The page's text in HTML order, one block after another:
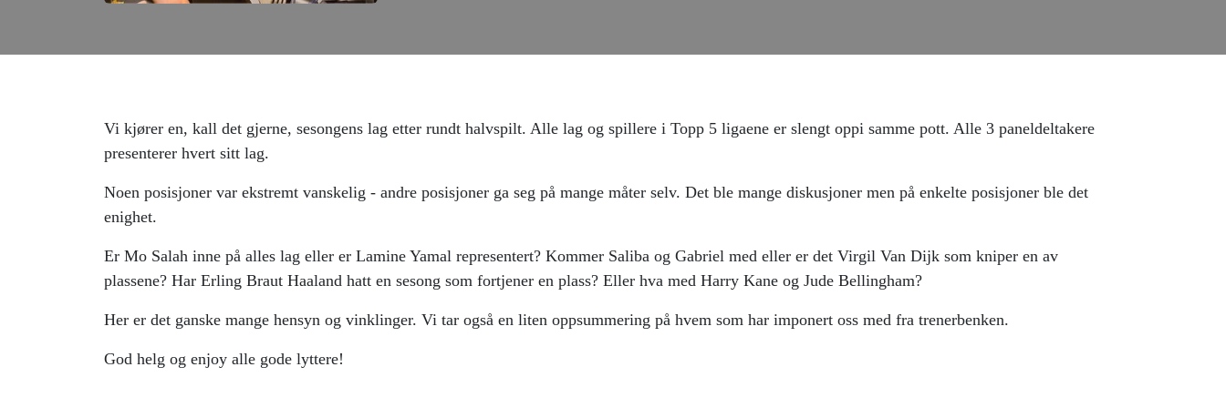
Vi kjører en, kall det gjerne, sesongens lag etter rundt halvspilt. Alle lag og spillere i Topp 5 ligaene er slengt oppi samme pott. Alle 3 paneldeltakere
presenterer hvert sitt lag.
Noen posisjoner var ekstremt vanskelig - andre posisjoner ga seg på mange måter selv. Det ble mange diskusjoner men på enkelte posisjoner ble det
enighet.
Er Mo Salah inne på alles lag eller er Lamine Yamal representert? Kommer Saliba og Gabriel med eller er det Virgil Van Dijk som kniper en av
plassene? Har Erling Braut Haaland hatt en sesong som fortjener en plass? Eller hva med Harry Kane og Jude Bellingham?
Her er det ganske mange hensyn og vinklinger. Vi tar også en liten oppsummering på hvem som har imponert oss med fra trenerbenken.
God helg og enjoy alle gode lyttere!